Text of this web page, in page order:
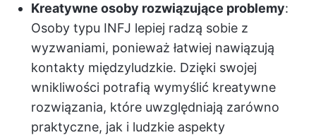
Kreatywne osoby rozwiązujące problemy:
Osoby typu INFJ lepiej radzą sobie z
wyzwaniami, ponieważ łatwiej nawiązują
kontakty międzyludzkie. Dzięki swojej
wnikliwości potrafią wymyślić kreatywne
rozwiązania, które uwzględniają zarówno
praktyczne, jak i ludzkie aspekty